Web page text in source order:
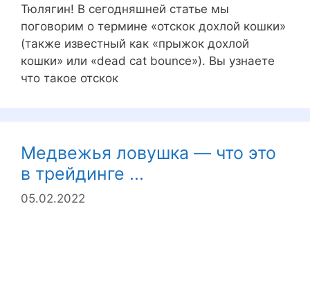
Тюлягин! В сегодняшней статье мы
поговорим о термине «отскок дохлой кошки»
(также известный как «прыжок дохлой
кошки» или «dead cat bounce»). Вы узнаете
что такое отскок
Медвежья ловушка — что это
в трейдинге ...
05.02.2022